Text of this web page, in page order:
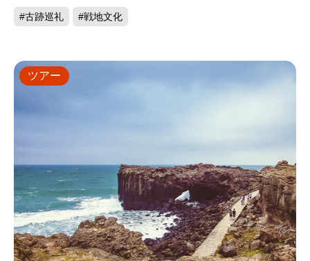
#古跡巡礼 #戦地文化
ツアー